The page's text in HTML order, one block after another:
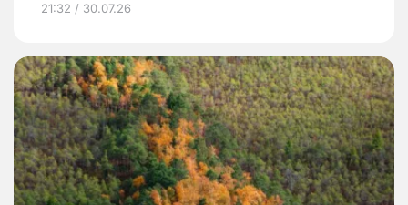
21:32 / 30.07.26